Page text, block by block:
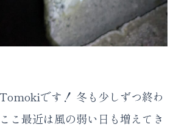
です！ 冬も少しずつ終わ
こ最近は風の弱い日も増えてき